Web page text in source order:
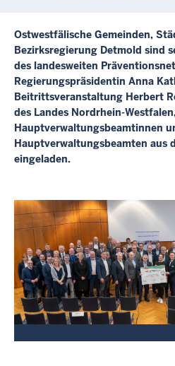
n
g
s
b
e
z
i
r
k
s
t
m
o
l
d
Ostwestfälische Gemeinden,
Bezirksregierung Detmold sind
des landesweiten
Regierungspräsidentin Anna
Beitrittsveranstaltung Herbert
des Landes Nordrhein-
Hauptverwaltungsbeamtinnen
Hauptverwaltungsbeamten aus
eingeladen.